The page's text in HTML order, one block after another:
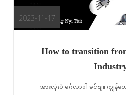
2023-11-17
How to transition
အားလုံးပဲ မင်္ဂလာပါ ခင်ဗျ။ ကျွန်